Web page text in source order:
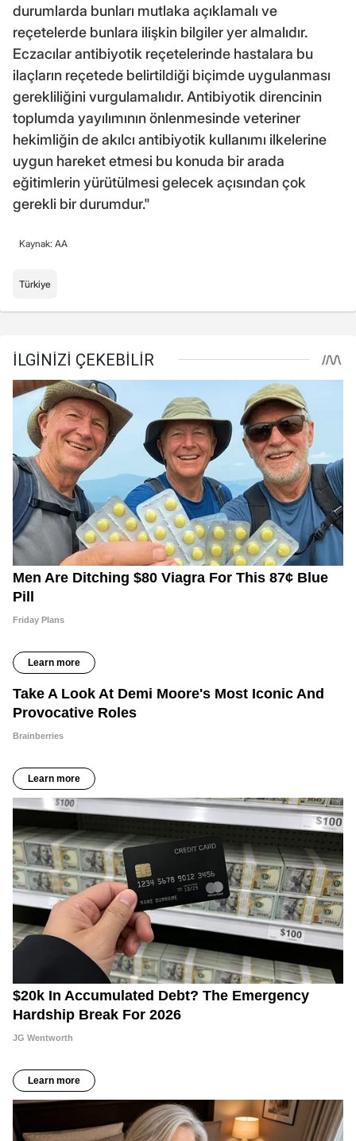
durumlarda bunları mutlaka açıklamalı ve
reçetelerde bunlara ilişkin bilgiler yer almalıdır.
Eczacılar antibiyotik reçetelerinde hastalara bu
ilaçların reçetede belirtildiği biçimde uygulanması
gerekliliğini vurgulamalıdır. Antibiyotik direncinin
toplumda yayılımının önlenmesinde veteriner
hekimliğin de akılcı antibiyotik kullanımı ilkelerine
uygun hareket etmesi bu konuda bir arada
eğitimlerin yürütülmesi gelecek açısından çok
gerekli bir durumdur."
Kaynak: AA
Türkiye